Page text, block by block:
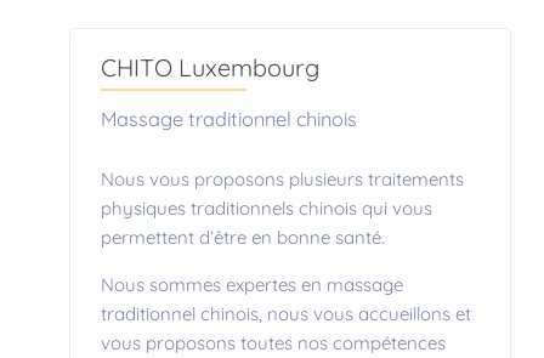
CHITO Luxembourg
Massage traditionnel chinois
Nous vous proposons plusieurs traitements
physiques traditionnels chinois qui vous
permettent d’être en bonne santé.
Nous sommes expertes en massage
traditionnel chinois, nous vous accueillons et
vous proposons toutes nos compétences